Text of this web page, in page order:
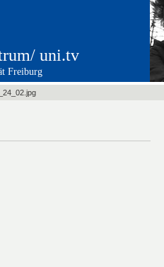
uni.tv
Freiburg